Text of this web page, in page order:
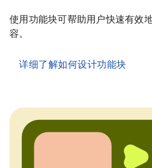
使用功能块可帮助用户快速有效
容。
详细了解如何设计功能块